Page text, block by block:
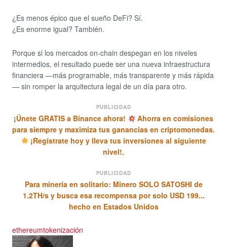
¿Es menos épico que el sueño DeFi? Sí.
¿Es enorme igual? También.
Porque si los mercados on-chain despegan en los niveles
intermedios, el resultado puede ser una nueva infraestructura
financiera —más programable, más transparente y más rápida
— sin romper la arquitectura legal de un día para otro.
PUBLICIDAD
¡Únete GRATIS a Binance ahora!
Ahorra en comisiones
para siempre y maximiza tus ganancias en criptomonedas.
¡Regístrate hoy y lleva tus inversiones al siguiente
nivel!.
PUBLICIDAD
Para minería en solitario: Minero SOLO SATOSHI de
1.2TH/s y busca esa recompensa por solo USD 199...
hecho en Estados Unidos
ethereumtokenización